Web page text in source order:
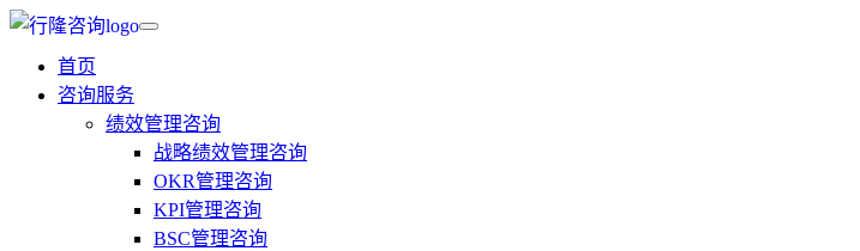
首页
咨询服务
绩效管理咨询
战略绩效管理咨询
OKR管理咨询
KPI管理咨询
BSC管理咨询